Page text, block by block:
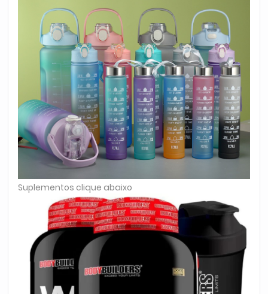
Suplementos clique abaixo